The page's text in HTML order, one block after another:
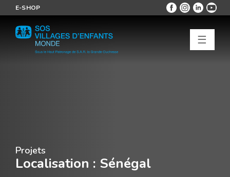
E-SHOP
☰
Projets
Localisation : Sénégal